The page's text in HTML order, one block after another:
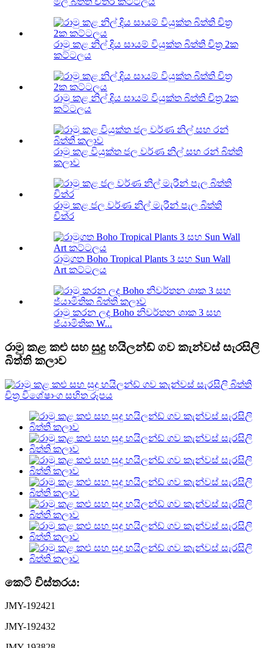
රාමු කළ නිල් දිය සායම් වියුක්ත බිත්ති චිත්‍ර 2ක
කට්ටලය
රාමු කළ නිල් දිය සායම් වියුක්ත බිත්ති චිත්‍ර 2ක
කට්ටලය
රාමු කළ වියුක්ත ජල වර්ණ නිල් සහ රන් බිත්ති
කලාව
රාමු කළ ජල වර්ණ නිල් මැරීන් පැල බිත්ති
චිත්ර
රාමුගත Boho Tropical Plants 3 සහ Sun Wall
Art කට්ටලය
රාමු කරන ලද Boho නිවර්තන ශාක 3 සහ
ජ්යාමිතික W...
රාමු කළ කළු සහ සුදු හයිලන්ඩ් ගව කැන්වස් සැරසිලි
බිත්ති කලාව
කෙටි විස්තරය:
JMY-192421
JMY-192432